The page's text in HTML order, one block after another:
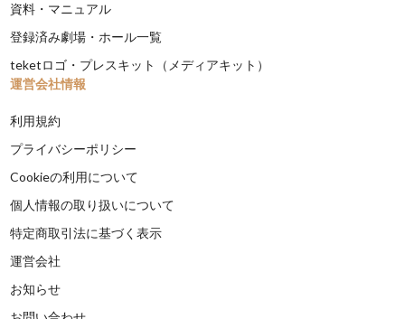
資料・マニュアル
登録済み劇場・ホール一覧
teketロゴ・プレスキット（メディアキット）
運営会社情報
利用規約
プライバシーポリシー
Cookieの利用について
個人情報の取り扱いについて
特定商取引法に基づく表示
運営会社
お知らせ